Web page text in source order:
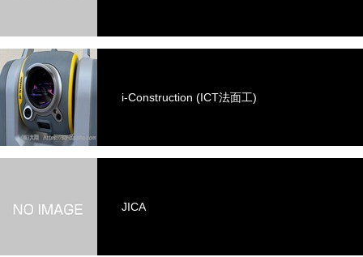
i-Construction (ICT法面工)
JICA